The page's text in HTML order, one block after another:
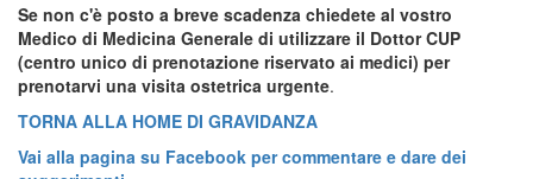
Se non c'è posto a breve scadenza chiedete al vostro
Medico di Medicina Generale di utilizzare il Dottor CUP
(centro unico di prenotazione riservato ai medici) per
prenotarvi una visita ostetrica urgente.
TORNA ALLA HOME DI GRAVIDANZA
Vai alla pagina su Facebook per commentare e dare dei